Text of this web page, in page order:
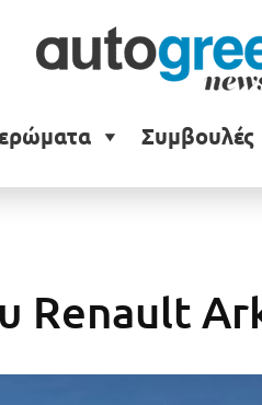
Συμβουλές
Renault